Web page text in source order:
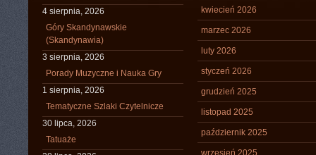
4 sierpnia, 2026
Góry Skandynawskie
(Skandynawia)
3 sierpnia, 2026
Porady Muzyczne i Nauka Gry
1 sierpnia, 2026
Tematyczne Szlaki Czytelnicze
30 lipca, 2026
Tatuaże
kwiecień 2026
marzec 2026
luty 2026
styczeń 2026
grudzień 2025
listopad 2025
październik 2025
wrzesień 2025